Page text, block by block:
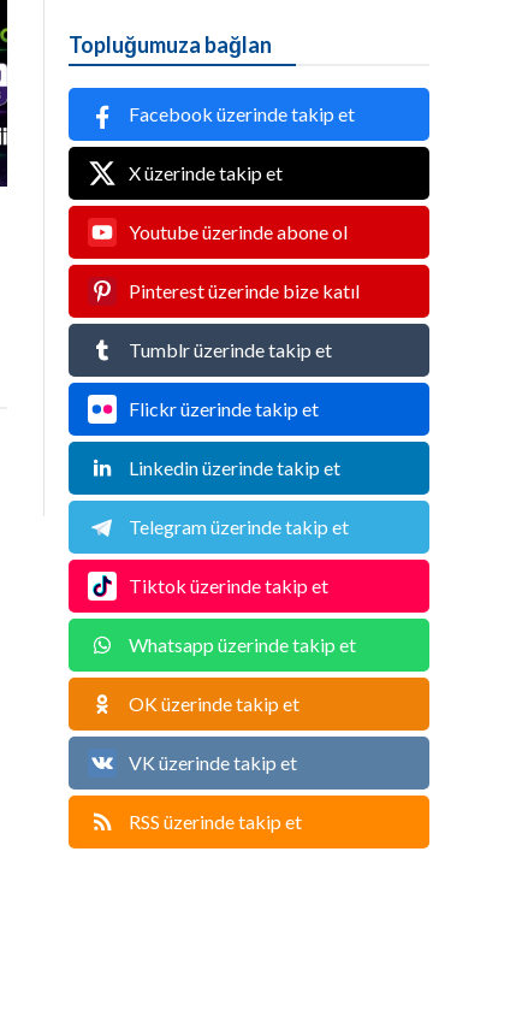
Topluğumuza bağlan
Facebook üzerinde takip et
X üzerinde takip et
Youtube üzerinde abone ol
Pinterest üzerinde bize katıl
Tumblr üzerinde takip et
Flickr üzerinde takip et
Linkedin üzerinde takip et
Telegram üzerinde takip et
Tiktok üzerinde takip et
Whatsapp üzerinde takip et
OK üzerinde takip et
VK üzerinde takip et
RSS üzerinde takip et